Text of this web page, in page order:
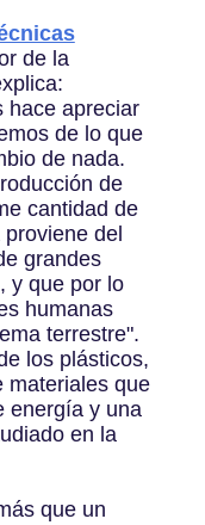
de la
hace apreciar
de lo que
de nada.
de
cantidad de
del
grandes
y que por lo
humanas
terrestre".
los plásticos,
materiales que
energía y una
en la
que un